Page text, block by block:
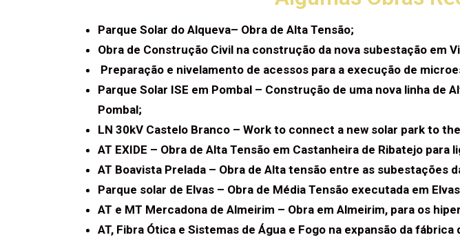
Parque Solar do Alqueva– Obra de Alta Tensão;
Obra de Construção Civil na construção da nova subestação em
Preparação e nivelamento de acessos para a execução de
Parque Solar ISE em Pombal – Construção de uma nova linha
Pombal;
LN 30kV Castelo Branco – Work to connect a new solar park to
AT EXIDE – Obra de Alta Tensão em Castanheira de Ribatejo para
AT Boavista Prelada – Obra de Alta tensão entre as
Parque solar de Elvas – Obra de Média Tensão executada em
AT e MT Mercadona de Almeirim – Obra em Almeirim, para os
AT, Fibra Ótica e Sistemas de Água e Fogo na expansão da fábrica